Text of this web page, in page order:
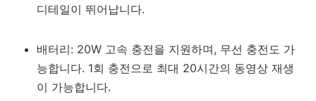
디테일이 뛰어납니다.
배터리: 20W 고속 충전을 지원하며, 무선 충전도 가
능합니다. 1회 충전으로 최대 20시간의 동영상 재생
이 가능합니다.